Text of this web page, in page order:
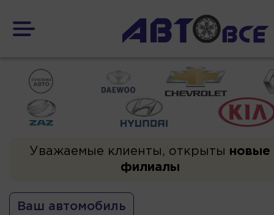
Уважаемые клиенты, открыты новые
филиалы
Ваш автомобиль